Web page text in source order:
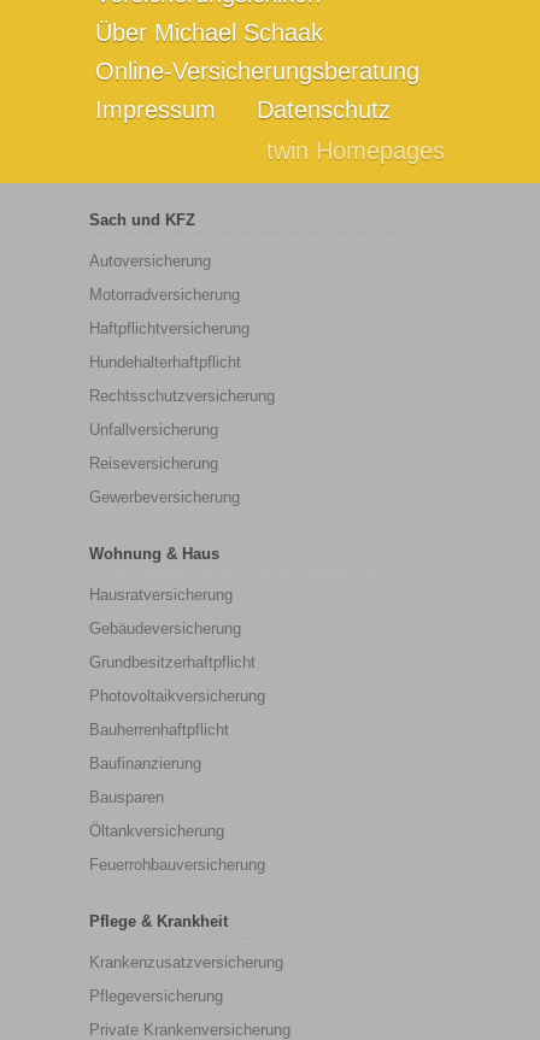
Über Michael Schaak
Online-Versicherungsberatung
Impressum
Datenschutz
twin Homepages
Sach und KFZ
Autoversicherung
Motorradversicherung
Haftpflichtversicherung
Hundehalterhaftpflicht
Rechtsschutzversicherung
Unfallversicherung
Reiseversicherung
Gewerbeversicherung
Wohnung & Haus
Hausratversicherung
Gebäudeversicherung
Grundbesitzerhaftpflicht
Photovoltaikversicherung
Bauherrenhaftpflicht
Baufinanzierung
Bausparen
Öltankversicherung
Feuerrohbauversicherung
Pflege & Krankheit
Krankenzusatzversicherung
Pflegeversicherung
Private Krankenversicherung